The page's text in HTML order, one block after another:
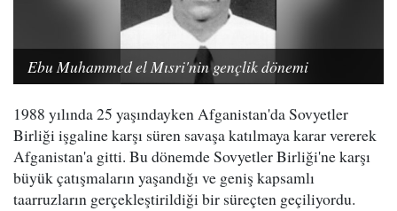
Ebu Muhammed el Mısri'nin gençlik dönemi
1988 yılında 25 yaşındayken Afganistan'da Sovyetler
Birliği işgaline karşı süren savaşa katılmaya karar vererek
Afganistan'a gitti. Bu dönemde Sovyetler Birliği'ne karşı
büyük çatışmaların yaşandığı ve geniş kapsamlı
taarruzların gerçekleştirildiği bir süreçten geçiliyordu.